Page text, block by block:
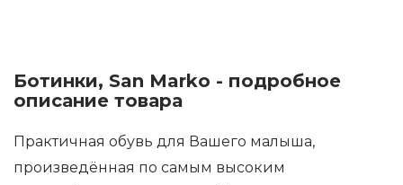
Ботинки, San Marko - подробное
описание товара
Практичная обувь для Вашего малыша,
произведённая по самым высоким